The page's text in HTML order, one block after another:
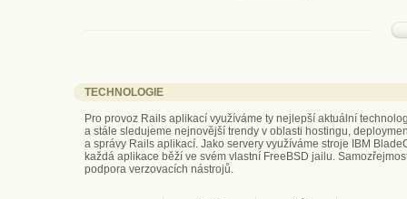
TECHNOLOGIE
Pro provoz Rails aplikací využíváme ty nejlepší aktuální
a stále sledujeme nejnovější trendy v oblasti hostingu,
a správy Rails aplikací. Jako servery využíváme stroje IBM
každá aplikace běží ve svém vlastní FreeBSD jailu.
podpora verzovacích nástrojů.